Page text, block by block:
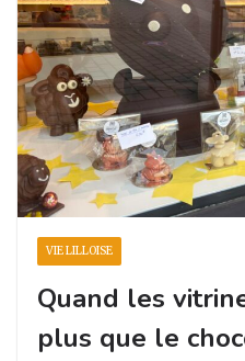
VIE LILLOISE
Quand les
plus que le